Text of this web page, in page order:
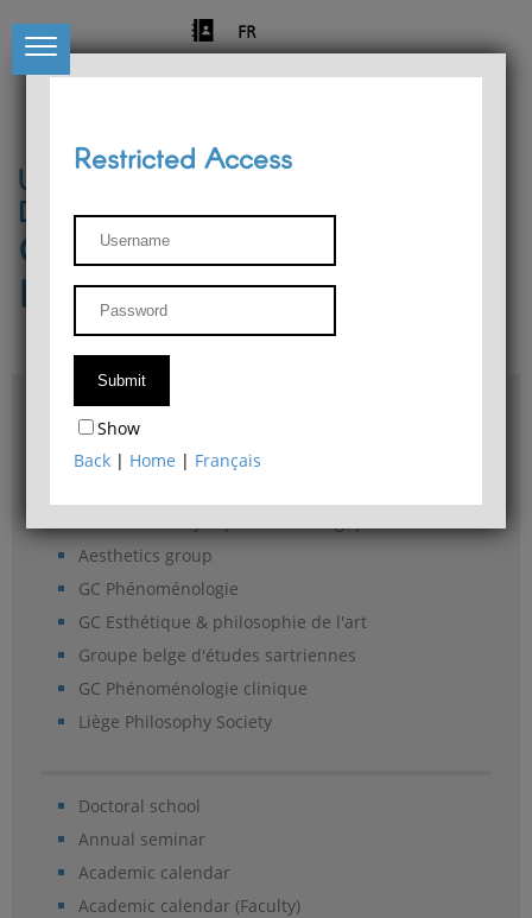
FR
University of Liège
Départment of Philosophy
Center for Phenomenological
Research
Access & maps
Philosophy Department Library
Aesthetics group
GC Phénoménologie
GC Esthétique & philosophie de l'art
Groupe belge d'études sartriennes
GC Phénoménologie clinique
Liège Philosophy Society
Doctoral school
Annual seminar
Academic calendar
Academic calendar (Faculty)
Restricted Access
Show
Back | Home | Français